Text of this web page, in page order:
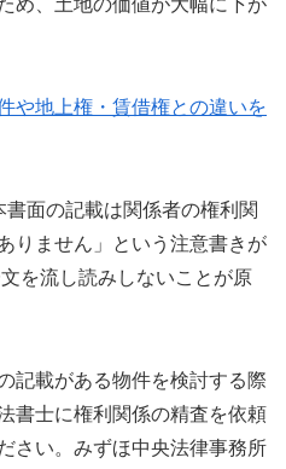
め、土地の価値が大幅に下が
や地上権・賃借権との違いを
面の記載は関係者の権利関
りません」という注意書きが
を流し読みしないことが原
記載がある物件を検討する際
書士に権利関係の精査を依頼
さい。みずほ中央法律事務所